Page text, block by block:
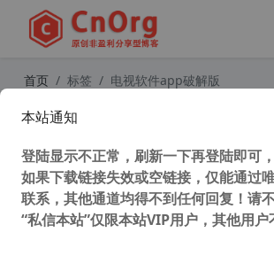
首页 标签 电视软件app破解版
更新
本站通知
登陆显示不正常，刷新一下再登陆即可
如果下载链接失效或空链接，仅能通过
联系，其他通道均得不到任何回复！请
“私信本站”仅限本站VIP用户，其他用